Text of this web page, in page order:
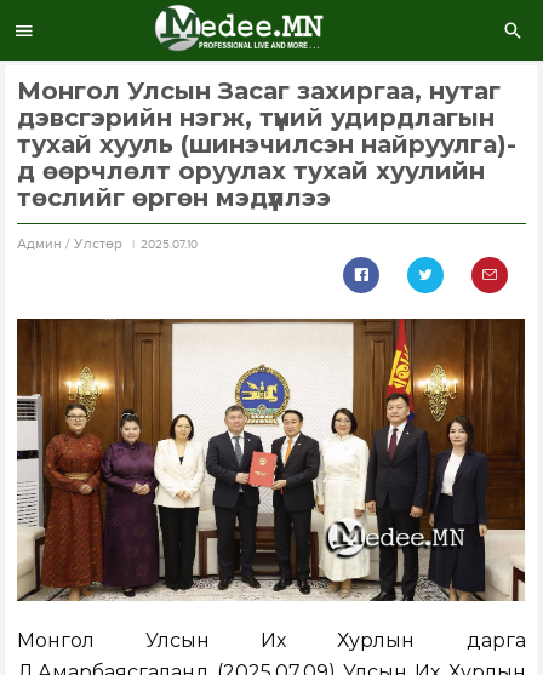
Монгол Улсын Засаг захиргаа, нутаг
дэвсгэрийн нэгж, түүний удирдлагын
тухай хууль (шинэчилсэн найруулга)-
д өөрчлөлт оруулах тухай хуулийн
төслийг өргөн мэдүүллээ
Aдмин / Улстөр 2025.07.10
Монгол Улсын Их Хурлын дарга